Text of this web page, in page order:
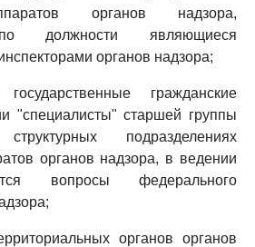
органов надзора,
должности являющиеся
органов надзора;
гражданские
"специалисты" старшей группы
подразделениях
органов надзора, в ведении
вопросы федерального
органов органов